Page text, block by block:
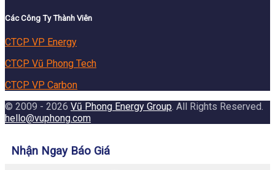
Các Công Ty Thành Viên
CTCP VP Energy
CTCP Vũ Phong Tech
CTCP VP Carbon
© 2009 - 2026 Vũ Phong Energy Group . All Rights Reserved.
hello@vuphong.com
Nhận Ngay Báo Giá